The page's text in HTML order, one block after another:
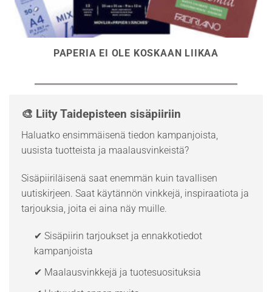
PAPERIA EI OLE KOSKAAN LIIKAA
🎨 Liity Taidepisteen sisäpiiriin
Haluatko ensimmäisenä tiedon kampanjoista,
uusista tuotteista ja maalausvinkeistä?
Sisäpiiriläisenä saat enemmän kuin tavallisen
uutiskirjeen. Saat käytännön vinkkejä, inspiraatiota ja
tarjouksia, joita ei aina näy muille.
✔ Sisäpiirin tarjoukset ja ennakkotiedot
kampanjoista
✔ Maalausvinkkejä ja tuotesuosituksia